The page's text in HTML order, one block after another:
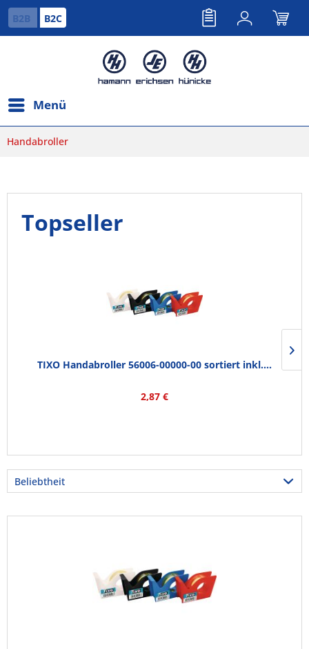
B2B B2C
Menü
Handabroller
Topseller
TIXO Handabroller 56006-00000-00 sortiert inkl....
2,87 €